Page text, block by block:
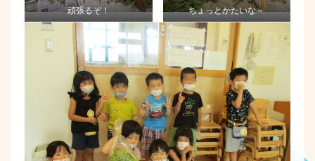
頑張るぞ！ ちょっとかたいな～